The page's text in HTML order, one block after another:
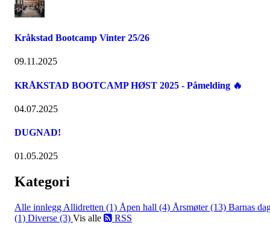
Kråkstad Bootcamp Vinter 25/26
09.11.2025
KRÅKSTAD BOOTCAMP HØST 2025 - Påmelding 🔥
04.07.2025
DUGNAD!
01.05.2025
Kategori
Alle innlegg Allidretten (1) Åpen hall (4) Årsmøter (13) Barnas
(1) Diverse (3) Vis alle RSS